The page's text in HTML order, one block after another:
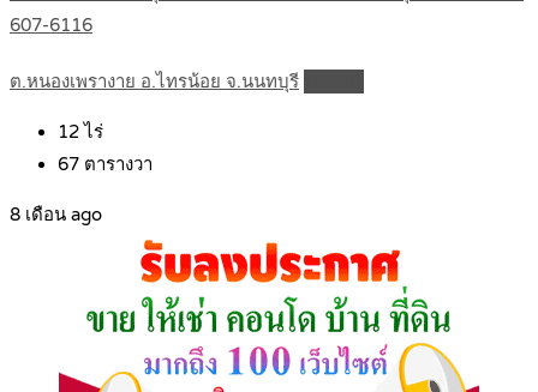
607-6116
ต.หนองเพรางาย อ.ไทรน้อย จ.นนทบุรี
12ไร่
67 ตารางวา
8 เดือน ago